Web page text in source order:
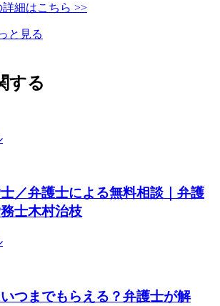
細はこちら >>
と見る
する
／弁護士による無料相談｜弁護
士木村治枝
つまでもらえる？弁護士が解